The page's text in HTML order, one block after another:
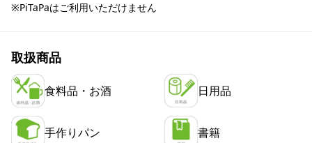
※PiTaPaはご利用いただけません
取扱商品
食料品・お酒 日用品
手作りパン 書籍